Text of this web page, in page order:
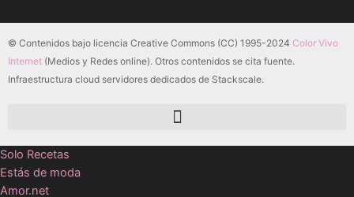
© Contenidos bajo licencia Creative Commons (CC) 1995-2024 Color Vivo
Internet (Medios y Redes online). Otros contenidos se cita fuente.
Infraestructura cloud servidores dedicados de Stackscale.
Solo Recetas
Estás de moda
Amor.net